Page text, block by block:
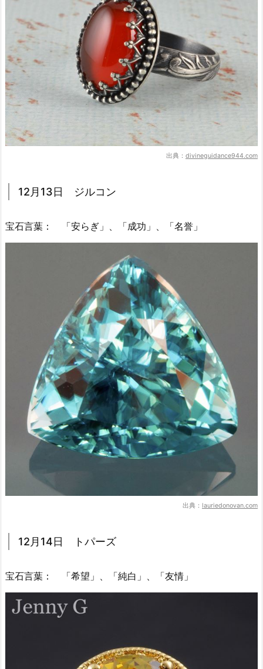
出典： divineguidance944.com
12月13日 ジルコン
宝石言葉： 「安らぎ」、「成功」、「名誉」
出典： lauriedonovan.com
12月14日 トパーズ
宝石言葉： 「希望」、「純白」、「友情」